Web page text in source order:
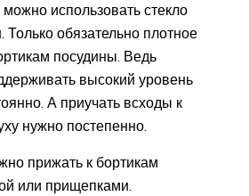
использовать стекло
Только обязательно плотное
посудины. Ведь
высокий уровень
А приучать всходы к
нужно постепенно.
прижать к бортикам
или прищепками.